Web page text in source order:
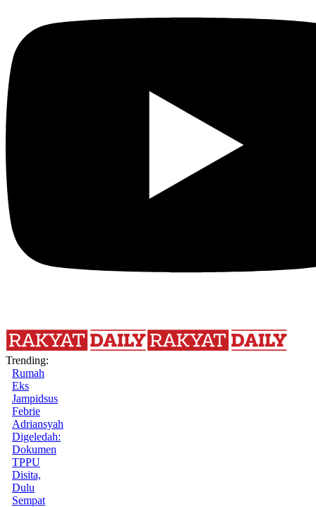
Trending:
Rumah
Eks
Jampidsus
Febrie
Adriansyah
Digeledah:
Dokumen
TPPU
Disita,
Dulu
Sempat